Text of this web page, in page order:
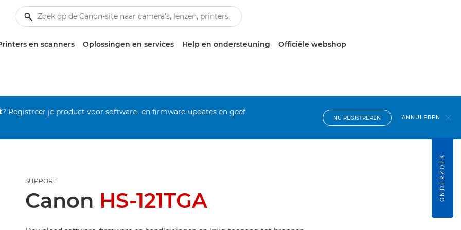
en scanners Oplossingen en services Help en ondersteuning Officiële webshop
? Registreer je product voor software- en firmware-updates en geef
NU REGISTREREN ANNULEREN
SUPPORT
Canon HS-121TGA ONDERZOEK